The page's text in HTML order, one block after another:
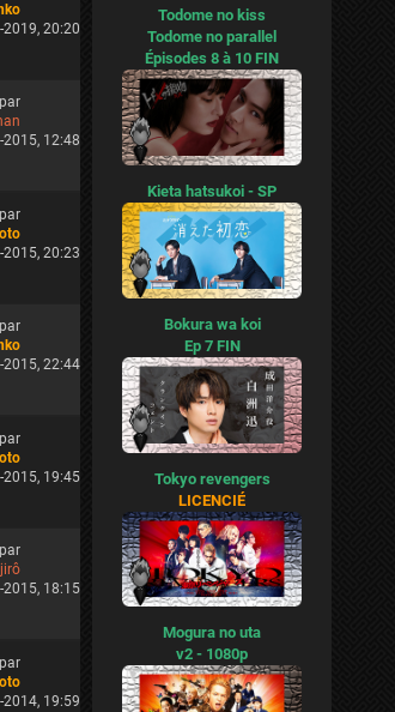
2019, 20:20
par
2015, 12:48
par
2015, 20:23
par
2015, 22:44
par
2015, 19:45
par
2015, 18:15
par
2014, 19:59
Todome no kiss
Todome no parallel
Épisodes 8 à 10 FIN
Kieta hatsukoi - SP
Bokura wa koi
Ep 7 FIN
Tokyo revengers
LICENCIÉ
Mogura no uta
v2 - 1080p